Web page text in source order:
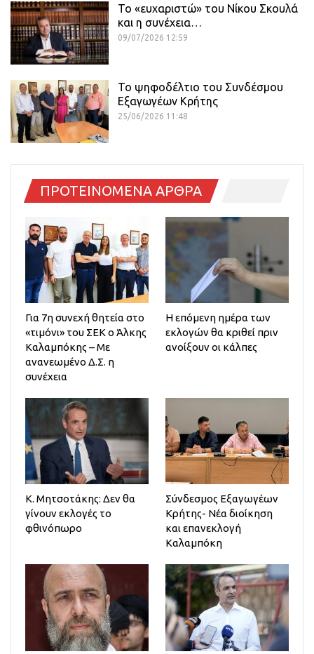
Το «ευχαριστώ» του Νίκου Σκουλά
και η συνέχεια…
09/07/2026 12:59
Το ψηφοδέλτιο του Συνδέσμου
Εξαγωγέων Κρήτης
25/06/2026 11:48
ΠΡΟΤΕΙΝΟΜΕΝΑ ΑΡΘΡΑ
Για 7η συνεχή θητεία στο
«τιμόνι» του ΣΕΚ ο Άλκης
Καλαμπόκης – Με
ανανεωμένο Δ.Σ. η
συνέχεια
Η επόμενη ημέρα των
εκλογών θα κριθεί πριν
ανοίξουν οι κάλπες
Κ. Μητσοτάκης: Δεν θα
γίνουν εκλογές το
φθινόπωρο
Σύνδεσμος Εξαγωγέων
Κρήτης- Νέα διοίκηση
και επανεκλογή
Καλαμπόκη